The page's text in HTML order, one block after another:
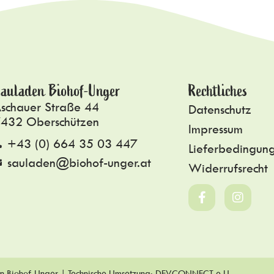
Biohof-Unger
Straße 44
Oberschützen
+43 (0) 664 35 03 447
sauladen@biohof-unger.at
Rechtliches
Datenschutz
Impressum
Widerrufsrecht